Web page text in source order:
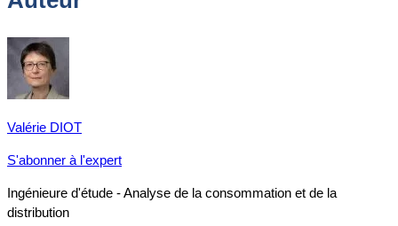
Valérie DIOT
S'abonner à l'expert
Ingénieure d'étude - Analyse de la consommation et de la
distribution